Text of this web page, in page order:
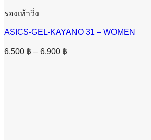
รองเท้าวิ่ง
ASICS-GEL-KAYANO 31 – WOMEN
6,500 ฿ – 6,900 ฿